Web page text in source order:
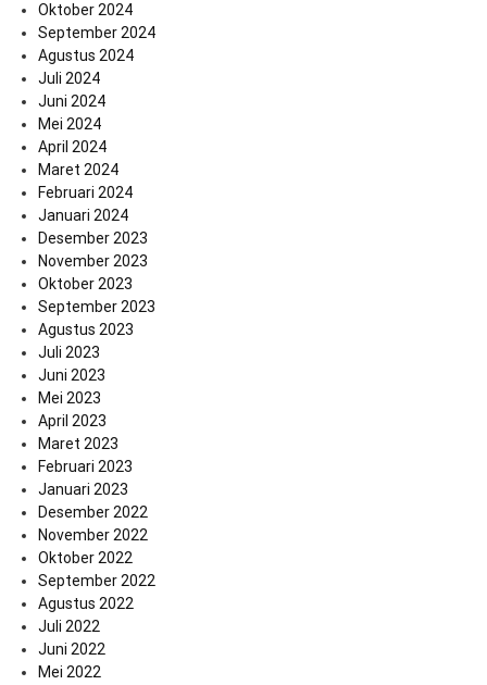
Oktober 2024
September 2024
Agustus 2024
Juli 2024
Juni 2024
Mei 2024
April 2024
Maret 2024
Februari 2024
Januari 2024
Desember 2023
November 2023
Oktober 2023
September 2023
Agustus 2023
Juli 2023
Juni 2023
Mei 2023
April 2023
Maret 2023
Februari 2023
Januari 2023
Desember 2022
November 2022
Oktober 2022
September 2022
Agustus 2022
Juli 2022
Juni 2022
Mei 2022